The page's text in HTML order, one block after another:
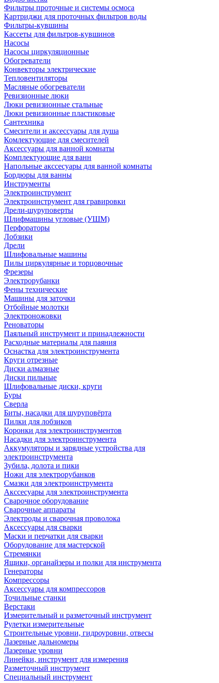
Фильтры проточные и системы осмоса
Картриджи для проточных фильтров воды
Фильтры-кувшины
Кассеты для фильтров-кувшинов
Насосы
Насосы циркуляционные
Обогреватели
Конвекторы электрические
Тепловентиляторы
Масляные обогреватели
Ревизионные люки
Люки ревизионные стальные
Люки ревизионные пластиковые
Сантехника
Смесители и аксессуары для душа
Комлектующие для смесителей
Аксессуары для ванной комнаты
Комплектующие для ванн
Напольные акссесуары для ванной комнаты
Бордюры для ванны
Инструменты
Электроинструмент
Электроинструмент для гравировки
Дрели-шуруповерты
Шлифмашины угловые (УШМ)
Перфораторы
Лобзики
Дрели
Шлифовальные машины
Пилы циркулярные и торцовочные
Фрезеры
Электрорубанки
Фены технические
Машины для заточки
Отбойные молотки
Электроножовки
Реноваторы
Паяльный инструмент и принадлежности
Расходные материалы для паяния
Оснастка для электроинструмента
Круги отрезные
Диски алмазные
Диски пильные
Шлифовальные диски, круги
Буры
Сверла
Биты, насадки для шуруповёрта
Пилки для лобзиков
Коронки для электроинструментов
Насадки для электроинструмента
Аккумуляторы и зарядные устройства для
электроинструмента
Зубила, долота и пики
Ножи для электрорубанков
Смазки для электроинструмента
Акссесуары для электроинструмента
Сварочное оборудование
Сварочные аппараты
Электроды и сварочная проволока
Аксессуары для сварки
Маски и перчатки для сварки
Оборудование для мастерской
Стремянки
Ящики, органайзеры и полки для инструмента
Генераторы
Компрессоры
Аксессуары для компрессоров
Точильные станки
Верстаки
Измерительный и разметочный инструмент
Рулетки измерительные
Строительные уровни, гидроуровни, отвесы
Лазерные дальномеры
Лазерные уровни
Линейки, инструмент для измерения
Разметочный инструмент
Специальный инструмент